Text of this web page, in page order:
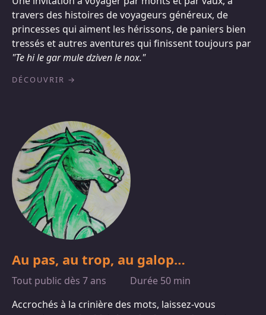
travers des histoires de voyageurs généreux, de
princesses qui aiment les hérissons, de paniers bien
tressés et autres aventures qui finissent toujours par
"Te hi le gar mule dziven le nox."
DÉCOUVRIR
Au pas, au trop, au galop…
Tout public dès 7 ans
Durée 50 min
Accrochés à la crinière des mots, laissez-vous